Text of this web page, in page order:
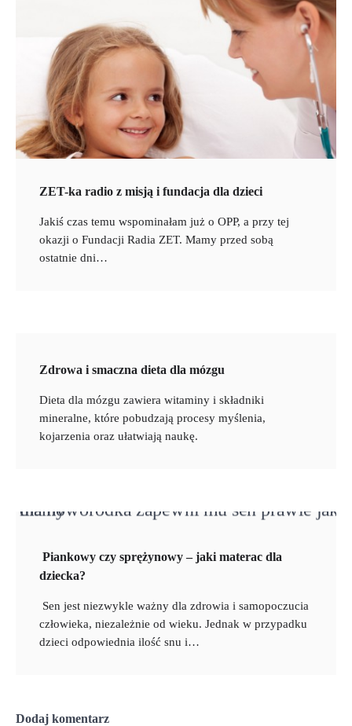
ZET-ka radio z misją i fundacja dla dzieci
Jakiś czas temu wspominałam już o OPP, a przy tej
okazji o Fundacji Radia ZET. Mamy przed sobą
ostatnie dni…
Zdrowa i smaczna dieta dla mózgu
Dieta dla mózgu zawiera witaminy i składniki
mineralne, które pobudzają procesy myślenia,
kojarzenia oraz ułatwiają naukę.
Piankowy czy sprężynowy – jaki materac dla
dziecka?
Sen jest niezwykle ważny dla zdrowia i samopoczucia
człowieka, niezależnie od wieku. Jednak w przypadku
dzieci odpowiednia ilość snu i…
Dodaj komentarz